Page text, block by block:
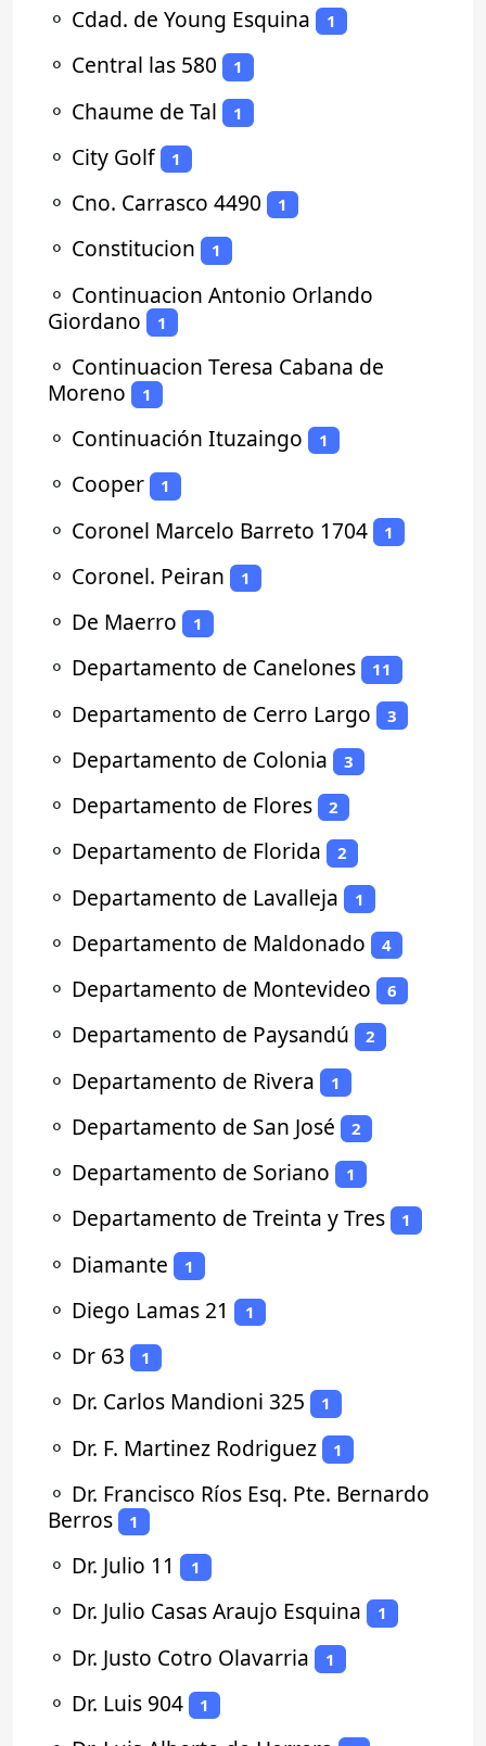
⚬ Cdad. de Young Esquina 1
⚬ Central las 580 1
⚬ Chaume de Tal 1
⚬ City Golf 1
⚬ Cno. Carrasco 4490 1
⚬ Constitucion 1
⚬ Continuacion Antonio Orlando
Giordano
1
⚬ Continuacion Teresa Cabana de
Moreno
1
⚬ Continuación Ituzaingo 1
⚬ Cooper 1
⚬ Coronel Marcelo Barreto 1704 1
⚬ Coronel. Peiran 1
⚬ De Maerro 1
⚬ Departamento de Canelones 11
⚬ Departamento de Cerro Largo 3
⚬ Departamento de Colonia 3
⚬ Departamento de Flores 2
⚬ Departamento de Florida 2
⚬ Departamento de Lavalleja 1
⚬ Departamento de Maldonado 4
⚬ Departamento de Montevideo 6
⚬ Departamento de Paysandú 2
⚬ Departamento de Rivera 1
⚬ Departamento de San José 2
⚬ Departamento de Soriano 1
⚬ Departamento de Treinta y Tres 1
⚬ Diamante 1
⚬ Diego Lamas 21 1
⚬ Dr 63 1
⚬ Dr. Carlos Mandioni 325 1
⚬ Dr. F. Martinez Rodriguez 1
⚬ Dr. Francisco Ríos Esq. Pte. Bernardo
Berros
1
⚬ Dr. Julio 11 1
⚬ Dr. Julio Casas Araujo Esquina 1
⚬ Dr. Justo Cotro Olavarria 1
⚬ Dr. Luis 904 1